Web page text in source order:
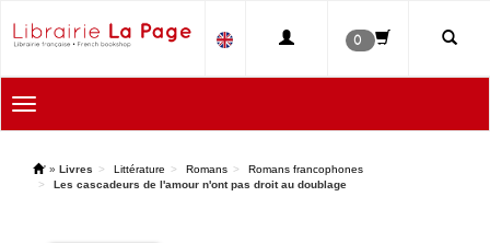
0
Toggle
navigation
' » Livres Littérature Romans
Romans francophones
Les cascadeurs de l'amour n'ont pas droit au doublage